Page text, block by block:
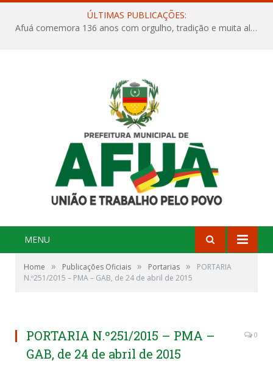
ÚLTIMAS PUBLICAÇÕES:
Afuá comemora 136 anos com orgulho, tradição e muita alegria na Quadra Dr. Nelson Salomão
MENU
Home » Publicações Oficiais » Portarias »
PORTARIA
N.º251/2015 – PMA – GAB, de 24 de abril de 2015
PORTARIA N.º251/2015 – PMA –
GAB, de 24 de abril de 2015
0